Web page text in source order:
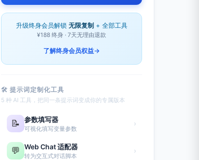
升级终身会员解锁 无限复制 + 全部工具
¥188 终身 · 7天无理由退款
了解终身会员权益→
🛠 提示词定制化工具
5 种 AI 工具，把同一条提示词变成你的专属版本
📝 参数填写器
可视化填写变量参数
›
💬 Web Chat 适配器
转为交互式对话脚本
›